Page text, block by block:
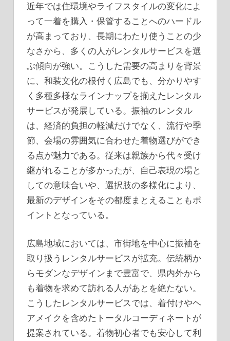
近年では住環境やライフスタイルの変化によ
って一着を購入・保管することへのハードル
が高まっており、長期にわたり使うことの少
なさから、多くの人がレンタルサービスを選
ぶ傾向が強い。こうした需要の高まりを背景
に、和装文化の根付く広島でも、分かりやす
く多種多様なラインナップを揃えたレンタル
サービスが発展している。振袖のレンタル
は、経済的負担の軽減だけでなく、流行や季
節、会場の雰囲気に合わせた着物選びができ
る点が魅力である。従来は親族から代々受け
継がれることが多かったが、自己表現の場と
しての意味合いや、選択肢の多様化により、
最新のデザインをその都度まとえることもポ
イントとなっている。
広島地域においては、市街地を中心に振袖を
取り扱うレンタルサービスが拡充。伝統柄か
らモダンなデザインまで豊富で、県内外から
も着物を求めて訪れる人があとを絶たない。
こうしたレンタルサービスでは、着付けやヘ
アメイクを含めたトータルコーディネートが
提案されている。着物初心者でも安心して利